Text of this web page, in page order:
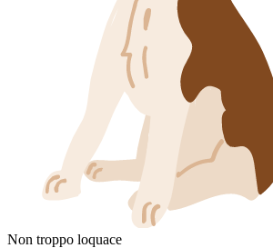
Non troppo loquace